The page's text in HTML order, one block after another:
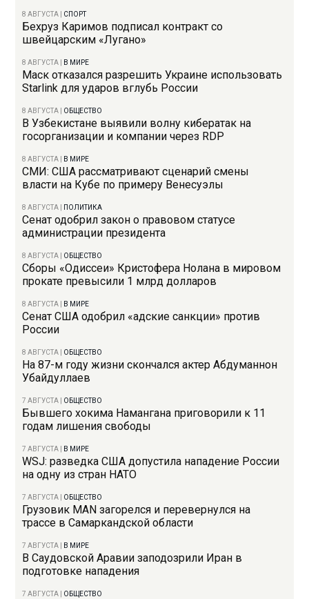
8 АВГУСТА СПОРТ
Бехруз Каримов подписал контракт со
швейцарским «Лугано»
8 АВГУСТА В МИРЕ
Маск отказался разрешить Украине использовать
Starlink для ударов вглубь России
8 АВГУСТА ОБЩЕСТВО
В Узбекистане выявили волну кибератак на
госорганизации и компании через RDP
8 АВГУСТА В МИРЕ
СМИ: США рассматривают сценарий смены
власти на Кубе по примеру Венесуэлы
8 АВГУСТА ПОЛИТИКА
Сенат одобрил закон о правовом статусе
администрации президента
8 АВГУСТА ОБЩЕСТВО
Сборы «Одиссеи» Кристофера Нолана в мировом
прокате превысили 1 млрд долларов
8 АВГУСТА В МИРЕ
Сенат США одобрил «адские санкции» против
России
8 АВГУСТА ОБЩЕСТВО
На 87-м году жизни скончался актер Абдуманнон
Убайдуллаев
7 АВГУСТА ОБЩЕСТВО
Бывшего хокима Намангана приговорили к 11
годам лишения свободы
7 АВГУСТА В МИРЕ
WSJ: разведка США допустила нападение России
на одну из стран НАТО
7 АВГУСТА ОБЩЕСТВО
Грузовик MAN загорелся и перевернулся на
трассе в Самаркандской области
7 АВГУСТА В МИРЕ
В Саудовской Аравии заподозрили Иран в
подготовке нападения
7 АВГУСТА ОБЩЕСТВО